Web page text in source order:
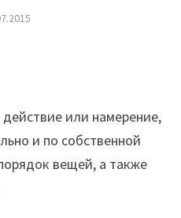
или намерение,
и по собственной
вещей, а также